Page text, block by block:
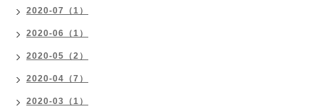
2020-07（1）
2020-06（1）
2020-05（2）
2020-04（7）
2020-03（1）